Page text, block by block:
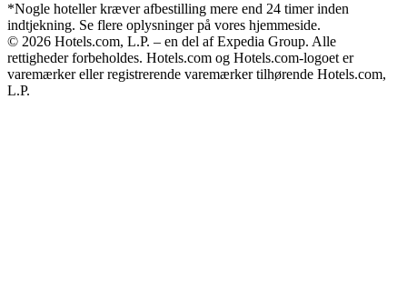
*Nogle hoteller kræver afbestilling mere end 24 timer inden
indtjekning. Se flere oplysninger på vores hjemmeside.
© 2026 Hotels.com, L.P. – en del af Expedia Group. Alle
rettigheder forbeholdes. Hotels.com og Hotels.com-logoet er
varemærker eller registrerende varemærker tilhørende Hotels.com,
L.P.